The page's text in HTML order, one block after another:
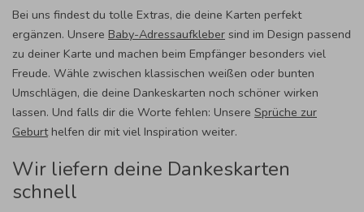
Bei uns findest du tolle Extras, die deine Karten perfekt
ergänzen. Unsere Baby-Adressaufkleber sind im Design passend
zu deiner Karte und machen beim Empfänger besonders viel
Freude. Wähle zwischen klassischen weißen oder bunten
Umschlägen, die deine Dankeskarten noch schöner wirken
lassen. Und falls dir die Worte fehlen: Unsere Sprüche zur
Geburthelfen dir mit viel Inspiration weiter.
Wir liefern deine Dankeskarten
schnell